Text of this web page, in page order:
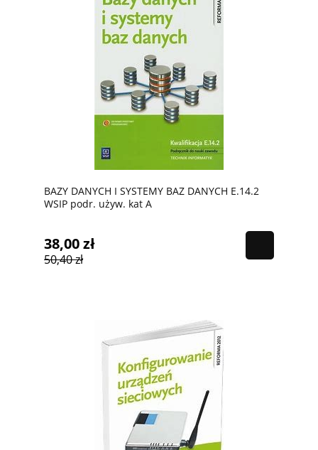
BAZY DANYCH I SYSTEMY BAZ DANYCH E.14.2
WSIP podr. używ. kat A
38,00 zł
50,40 zł